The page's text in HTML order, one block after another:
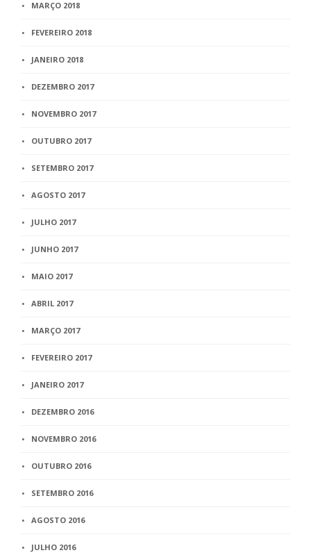
MARÇO 2018
FEVEREIRO 2018
JANEIRO 2018
DEZEMBRO 2017
NOVEMBRO 2017
OUTUBRO 2017
SETEMBRO 2017
AGOSTO 2017
JULHO 2017
JUNHO 2017
MAIO 2017
ABRIL 2017
MARÇO 2017
FEVEREIRO 2017
JANEIRO 2017
DEZEMBRO 2016
NOVEMBRO 2016
OUTUBRO 2016
SETEMBRO 2016
AGOSTO 2016
JULHO 2016